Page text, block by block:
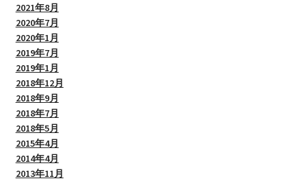
2021年8月
2020年7月
2020年1月
2019年7月
2019年1月
2018年12月
2018年9月
2018年7月
2018年5月
2015年4月
2014年4月
2013年11月